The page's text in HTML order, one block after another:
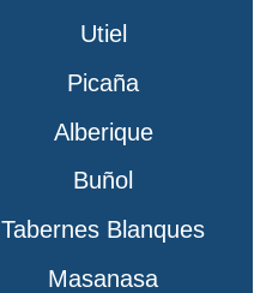
Utiel
Picaña
Alberique
Buñol
Tabernes Blanques
Masanasa